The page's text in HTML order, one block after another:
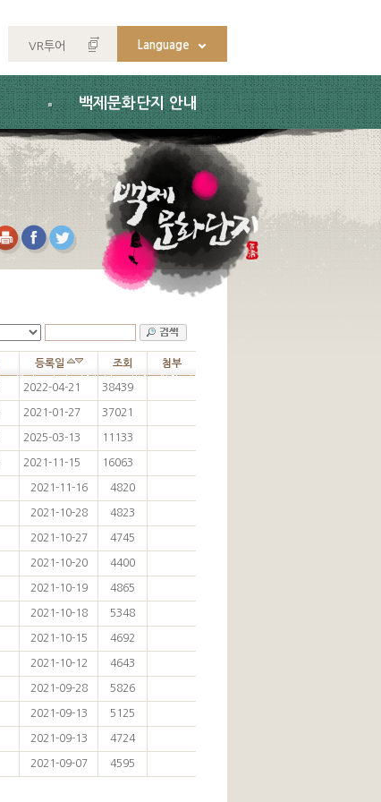
VR투어 Language
백제문화단지 안내
등록일 조회 첨부
2022-04-21 38439
2021-01-27 37021
2025-03-13 11133
2021-11-15 16063
2021-11-16 4820
2021-10-28 4823
2021-10-27 4745
2021-10-20 4400
2021-10-19 4865
2021-10-18 5348
2021-10-15 4692
2021-10-12 4643
2021-09-28 5826
2021-09-13 5125
2021-09-13 4724
2021-09-07 4595